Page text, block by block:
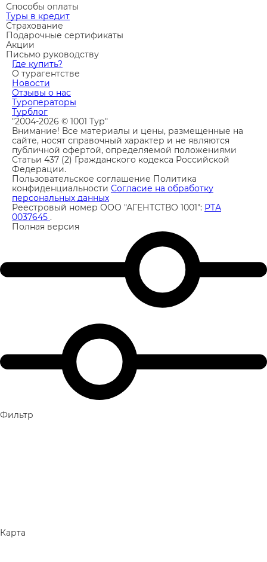
Способы оплаты
Туры в кредит
Страхование
Подарочные сертификаты
Акции
Письмо руководству
Где купить?
О турагентстве
Новости
Отзывы о нас
Туроператоры
Турблог
"2004-2026 © 1001 Тур"
Внимание! Все материалы и цены, размещенные на
сайте, носят справочный характер и не являются
публичной офертой, определяемой положениями
Статьи 437 (2) Гражданского кодекса Российской
Федерации.
Пользовательское соглашение Политика
конфиденциальности Согласие на обработку
персональных данных
Реестровый номер ООО "АГЕНТСТВО 1001": РТА
0037645 .
Полная версия
Фильтр
Карта